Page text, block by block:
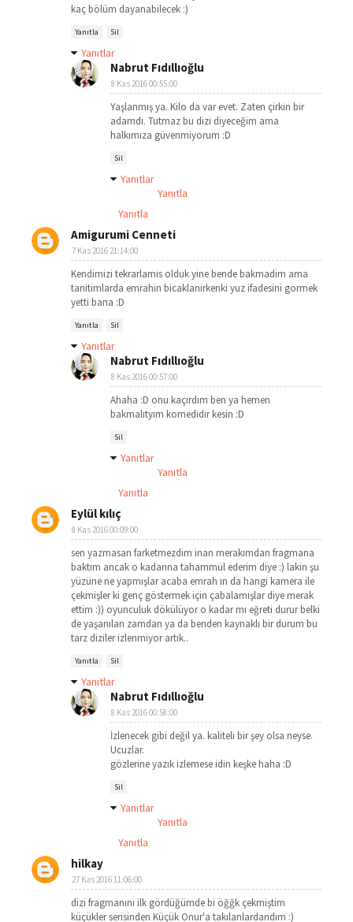
kaç bölüm dayanabilecek :)
Yanıtla Sil
Yanıtlar
Nabrut Fıdıllıoğlu
8 Kas 2016 00:55:00
Yaşlanmış ya. Kilo da var evet. Zaten çirkin bir
adamdı. Tutmaz bu dizi diyeceğim ama
halkımıza güvenmiyorum :D
Sil
Yanıtlar
Yanıtla
Yanıtla
Amigurumi Cenneti
7 Kas 2016 21:14:00
Kendimizi tekrarlamis olduk yine bende bakmadim ama
tanitimlarda emrahin bicaklanirkenki yuz ifadesini gormek
yetti bana :D
Yanıtla Sil
Yanıtlar
Nabrut Fıdıllıoğlu
8 Kas 2016 00:57:00
Ahaha :D onu kaçırdım ben ya hemen
bakmalıtyım komedidir kesin :D
Sil
Yanıtlar
Yanıtla
Yanıtla
Eylül kılıç
8 Kas 2016 00:09:00
sen yazmasan farketmezdim inan merakımdan fragmana
baktım ancak o kadarına tahammül ederim diye :) lakin şu
yüzüne ne yapmışlar acaba emrah ın da hangi kamera ile
çekmişler ki genç göstermek için çabalamışlar diye merak
ettim :)) oyunculuk dökülüyor o kadar mı eğreti durur belki
de yaşanılan zamdan ya da benden kaynaklı bir durum bu
tarz diziler izlenmiyor artık..
Yanıtla Sil
Yanıtlar
Nabrut Fıdıllıoğlu
8 Kas 2016 00:58:00
İzlenecek gibi değil ya. kaliteli bir şey olsa neyse.
Ucuzlar.
gözlerine yazık izlemese idin keşke haha :D
Sil
Yanıtlar
Yanıtla
Yanıtla
hilkay
27 Kas 2016 11:06:00
dizi fragmanını ilk gördüğümde bi öğğk çekmiştim
küçükler serisinden Küçük Onur'a takılanlardandım :)